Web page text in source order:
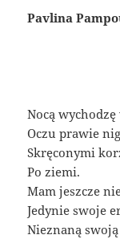
Pavlina
Nocą
Oczu prawie
Skręconymi
Po ziemi.
Mam jeszcze
Jedynie swoje
Nieznaną swoją